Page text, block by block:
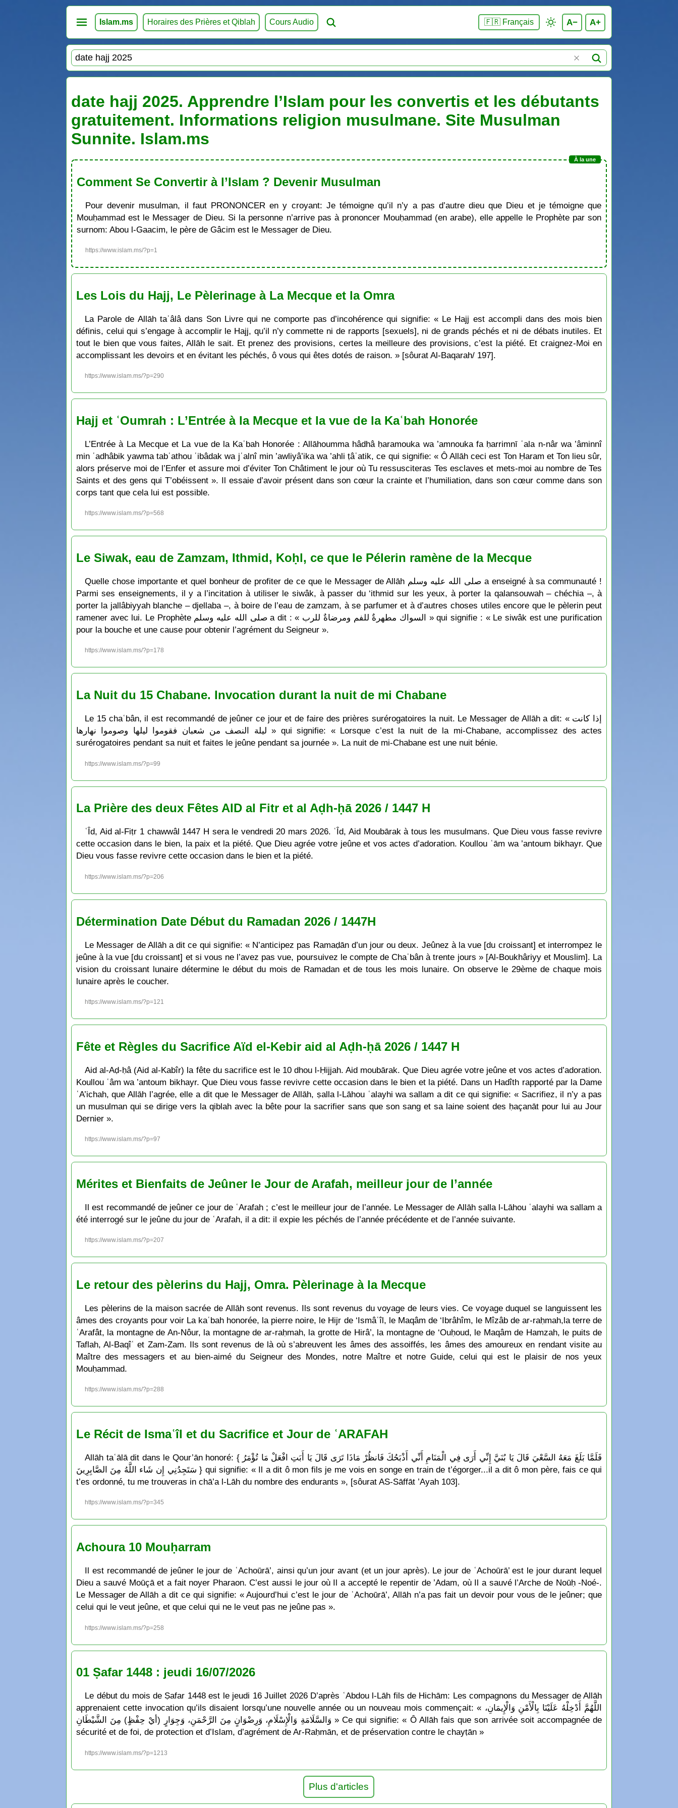
Islam.ms Horaires des Prières et Qiblah Cours Audio 🇫🇷 Français A− A+
date hajj 2025. Apprendre l’Islam pour les convertis et les débutants
gratuitement. Informations religion musulmane. Site Musulman
Sunnite. Islam.ms
Comment Se Convertir à l’Islam ? Devenir Musulman
Pour devenir musulman, il faut PRONONCER en y croyant: Je témoigne qu’il n’y a pas d’autre dieu que Dieu et je témoigne que
Mouḥammad est le Messager de Dieu. Si la personne n’arrive pas à prononcer Mouḥammad (en arabe), elle appelle le Prophète par son
surnom: Abou l-Gaacim, le père de Gâcim est le Messager de Dieu.
https://www.islam.ms/?p=1
Les Lois du Hajj, Le Pèlerinage à La Mecque et la Omra
La Parole de Allāh taʿâlâ dans Son Livre qui ne comporte pas d’incohérence qui signifie: « Le Hajj est accompli dans des mois bien
définis, celui qui s’engage à accomplir le Hajj, qu’il n’y commette ni de rapports [sexuels], ni de grands péchés et ni de débats inutiles. Et
tout le bien que vous faites, Allāh le sait. Et prenez des provisions, certes la meilleure des provisions, c’est la piété. Et craignez-Moi en
accomplissant les devoirs et en évitant les péchés, ô vous qui êtes dotés de raison. » [sôurat Al-Baqarah/ 197].
https://www.islam.ms/?p=290
Hajj et ʿOumrah : L’Entrée à la Mecque et la vue de la Kaʿbah Honorée
L’Entrée à La Mecque et La vue de la Kaʿbah Honorée : Allāhoumma hâdhâ ḥaramouka wa ’amnouka fa ḥarrimnī ʿala n-nâr wa ’âminnî
min ʿadhâbik yawma tabʿathou ʿibâdak wa jʿalnî min ’awliyâ’ika wa ’ahli ṭâʿatik, ce qui signifie: « Ô Allāh ceci est Ton Ḥaram et Ton lieu sûr,
alors préserve moi de l’Enfer et assure moi d’éviter Ton Châtiment le jour où Tu ressusciteras Tes esclaves et mets-moi au nombre de Tes
Saints et des gens qui T’obéissent ». Il essaie d’avoir présent dans son cœur la crainte et l’humiliation, dans son cœur comme dans son
corps tant que cela lui est possible.
https://www.islam.ms/?p=568
Le Siwak, eau de Zamzam, Ithmid, Koḥl, ce que le Pélerin ramène de la Mecque
Quelle chose importante et quel bonheur de profiter de ce que le Messager de Allāh صلى الله عليه وسلم a enseigné à sa communauté !
Parmi ses enseignements, il y a l’incitation à utiliser le siwâk, à passer du ‘ithmid sur les yeux, à porter la qalansouwah – chéchia –, à
porter la jallâbiyyah blanche – djellaba –, à boire de l’eau de zamzam, à se parfumer et à d’autres choses utiles encore que le pèlerin peut
ramener avec lui. Le Prophète صلى الله عليه وسلم a dit : « السواك مطهرةٌ للفم ومرضاةٌ للرب » qui signifie : « Le siwâk est une purification
pour la bouche et une cause pour obtenir l’agrément du Seigneur ».
https://www.islam.ms/?p=178
La Nuit du 15 Chabane. Invocation durant la nuit de mi Chabane
Le 15 chaʿbân, il est recommandé de jeûner ce jour et de faire des prières surérogatoires la nuit. Le Messager de Allāh a dit: « إذا كانت
ليلة النصف من شعبان فقوموا ليلها وصوموا نهارها » qui signifie: « Lorsque c’est la nuit de la mi-Chabane, accomplissez des actes
surérogatoires pendant sa nuit et faites le jeûne pendant sa journée ». La nuit de mi-Chabane est une nuit bénie.
https://www.islam.ms/?p=99
La Prière des deux Fêtes AID al Fitr et al Aḍh-ḥā 2026 / 1447 H
ʿÎd, Aid al-Fiṭr 1 chawwâl 1447 H sera le vendredi 20 mars 2026. ʿÎd, Aid Moubārak à tous les musulmans. Que Dieu vous fasse revivre
cette occasion dans le bien, la paix et la piété. Que Dieu agrée votre jeûne et vos actes d’adoration. Koullou ʿām wa ’antoum bikhayr. Que
Dieu vous fasse revivre cette occasion dans le bien et la piété.
https://www.islam.ms/?p=206
Détermination Date Début du Ramadan 2026 / 1447H
Le Messager de Allāh a dit ce qui signifie: « N’anticipez pas Ramaḍān d’un jour ou deux. Jeûnez à la vue [du croissant] et interrompez le
jeûne à la vue [du croissant] et si vous ne l’avez pas vue, poursuivez le compte de Chaʿbân à trente jours » [Al-Boukhâriyy et Mouslim]. La
vision du croissant lunaire détermine le début du mois de Ramadan et de tous les mois lunaire. On observe le 29ème de chaque mois
lunaire après le coucher.
https://www.islam.ms/?p=121
Fête et Règles du Sacrifice Aïd el-Kebir aid al Aḍh-ḥā 2026 / 1447 H
Aid al-Aḍ-ḥâ (Aid al-Kabîr) la fête du sacrifice est le 10 dhou l-Ḥijjah. Aid moubārak. Que Dieu agrée votre jeûne et vos actes d’adoration.
Koullou ʿâm wa ’antoum bikhayr. Que Dieu vous fasse revivre cette occasion dans le bien et la piété. Dans un Hadîth rapporté par la Dame
ʿA’ichah, que Allāh l’agrée, elle a dit que le Messager de Allāh, ṣalla l-Lāhou ʿalayhi wa sallam a dit ce qui signifie: « Sacrifiez, il n’y a pas
un musulman qui se dirige vers la qiblah avec la bête pour la sacrifier sans que son sang et sa laine soient des ḥaçanāt pour lui au Jour
Dernier ».
https://www.islam.ms/?p=97
Mérites et Bienfaits de Jeûner le Jour de Arafah, meilleur jour de l’année
Il est recommandé de jeûner ce jour de ʿArafah ; c’est le meilleur jour de l’année. Le Messager de Allāh ṣalla l-Lāhou ʿalayhi wa sallam a
été interrogé sur le jeûne du jour de ʿArafah, il a dit: il expie les péchés de l’année précédente et de l’année suivante.
https://www.islam.ms/?p=207
Le retour des pèlerins du Hajj, Omra. Pèlerinage à la Mecque
Les pèlerins de la maison sacrée de Allāh sont revenus. Ils sont revenus du voyage de leurs vies. Ce voyage duquel se languissent les
âmes des croyants pour voir La kaʿbah honorée, la pierre noire, le Hijr de ‘Ismâʿîl, le Maqâm de ‘Ibrâhîm, le Mîzâb de ar-raḥmah,la terre de
ʿArafât, la montagne de An-Nôur, la montagne de ar-raḥmah, la grotte de Hirâ’, la montagne de ‘Ouḥoud, le Maqâm de Hamzah, le puits de
Taflah, Al-Baqîʿ et Zam-Zam. Ils sont revenus de là où s’abreuvent les âmes des assoiffés, les âmes des amoureux en rendant visite au
Maître des messagers et au bien-aimé du Seigneur des Mondes, notre Maître et notre Guide, celui qui est le plaisir de nos yeux
Mouḥammad.
https://www.islam.ms/?p=288
Le Récit de Ismaʿîl et du Sacrifice et Jour de ʿARAFAH
Allāh taʿālā dit dans le Qour’ān honoré: { فَلَمَّا بَلَغَ مَعَهُ السَّعْيَ قَالَ يَا بُنَيَّ إِنِّي أَرَى فِي الْمَنَامِ أَنِّي أَذْبَحُكَ فَانظُرْ مَاذَا تَرَى قَالَ يَا أَبَتِ افْعَلْ مَا تُؤْمَرُ
سَتَجِدُنِي إِن شَاء اللَّهُ مِنَ الصَّابِرِينَ } qui signifie: « Il a dit ô mon fils je me vois en songe en train de t’égorger...il a dit ô mon père, fais ce qui
t’es ordonné, tu me trouveras in chā’a l-Lāh du nombre des endurants », [sôurat AS-Sāffāt ’Ayah 103].
https://www.islam.ms/?p=345
Achoura 10 Mouḥarram
Il est recommandé de jeûner le jour de ʿAchoūrā’, ainsi qu’un jour avant (et un jour après). Le jour de ʿAchoūrā’ est le jour durant lequel
Dieu a sauvé Moūçā et a fait noyer Pharaon. C’est aussi le jour où Il a accepté le repentir de ’Adam, où Il a sauvé l’Arche de Noūḥ -Noé-.
Le Messager de Allāh a dit ce qui signifie: « Aujourd’hui c’est le jour de ʿAchoūrā’, Allāh n’a pas fait un devoir pour vous de le jeûner; que
celui qui le veut jeûne, et que celui qui ne le veut pas ne jeûne pas ».
https://www.islam.ms/?p=258
01 Ṣafar 1448 : jeudi 16/07/2026
Le début du mois de Ṣafar 1448 est le jeudi 16 Juillet 2026 D’après ʿAbdou l-Lāh fils de Hichām: Les compagnons du Messager de Allāh
apprenaient cette invocation qu’ils disaient lorsqu’une nouvelle année ou un nouveau mois commençait: « اللَّهُمَّ أَدْخِلْهُ عَلَيْنَا بِالْأَمْنِ وَالْإِيمَانِ،
وَالسَّلَامَةِ وَالْإِسْلَامِ، وَرِضْوَانٍ مِنَ الرَّحْمَنِ، وَجِوَارٍ (أيْ حِفْظٍ) مِنَ الشَّيْطَانِ » Ce qui signifie: « Ô Allāh fais que son arrivée soit accompagnée de
sécurité et de foi, de protection et d’Islam, d’agrément de Ar-Raḥmān, et de préservation contre le chayṭān »
https://www.islam.ms/?p=1213
Plus d'articles